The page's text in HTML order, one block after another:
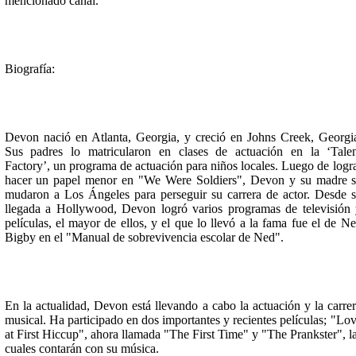
Biografía:
Devon nació en Atlanta, Georgia, y creció en Johns Creek,
Sus padres lo matricularon en clases de actuación en la
Factory’, un programa de actuación para niños locales. Luego de
hacer un papel menor en "We Were Soldiers", Devon y su madre
mudaron a Los Ángeles para perseguir su carrera de actor. Desde
llegada a Hollywood, Devon logró varios programas de televisión
películas, el mayor de ellos, y el que lo llevó a la fama fue el de
Bigby en el "Manual de sobrevivencia escolar de Ned".
En la actualidad, Devon está llevando a cabo la actuación y la
musical. Ha participado en dos importantes y recientes películas;
at First Hiccup", ahora llamada "The First Time" y "The Prankster",
cuales contarán con su música.